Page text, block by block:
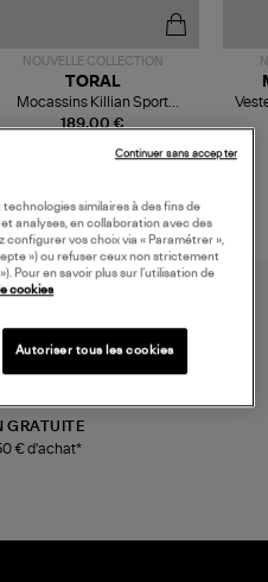
NOUVELLE COLLECTION
189,00 €
TORAL
Mocassins Killian Sport
Mousse
GRATUITE
€ d'achat*
similaires à des fins de
analyses, en collaboration avec des
configurer vos choix via « Paramétrer »,
») ou refuser ceux non strictement
Pour en savoir plus sur l’utilisation de
cookies
Autoriser tous les cookies
Continuer sans accepter